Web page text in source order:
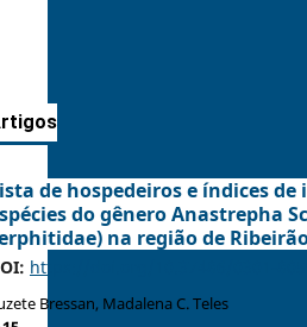
de hospedeiros e índices
do gênero Anastrepha
na região de
https://doi.org/10.37486/0301-
Bressan, Madalena C. Teles